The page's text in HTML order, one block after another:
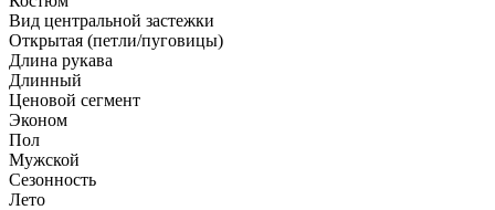
Вид центральной застежки
Открытая (петли/пуговицы)
Длина рукава
Длинный
Ценовой сегмент
Эконом
Пол
Мужской
Сезонность
Лето